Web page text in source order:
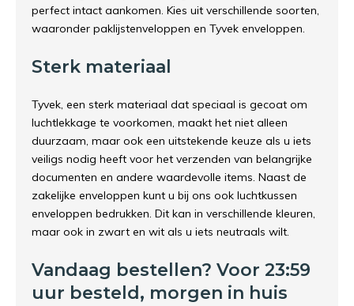
perfect intact aankomen. Kies uit verschillende soorten,
waaronder paklijstenveloppen en Tyvek enveloppen.
Sterk materiaal
Tyvek, een sterk materiaal dat speciaal is gecoat om
luchtlekkage te voorkomen, maakt het niet alleen
duurzaam, maar ook een uitstekende keuze als u iets
veiligs nodig heeft voor het verzenden van belangrijke
documenten en andere waardevolle items. Naast de
zakelijke enveloppen kunt u bij ons ook luchtkussen
enveloppen bedrukken. Dit kan in verschillende kleuren,
maar ook in zwart en wit als u iets neutraals wilt.
Vandaag bestellen? Voor 23:59
uur besteld, morgen in huis